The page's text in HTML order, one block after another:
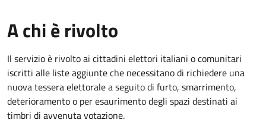
A chi è rivolto
Il servizio è rivolto ai cittadini elettori italiani o comunitari
iscritti alle liste aggiunte che necessitano di richiedere una
nuova tessera elettorale a seguito di furto, smarrimento,
deterioramento o per esaurimento degli spazi destinati ai
timbri di avvenuta votazione.